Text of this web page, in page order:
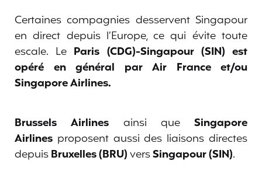
Certaines compagnies desservent Singapour
en direct depuis l’Europe, ce qui évite toute
escale. Le Paris (CDG)-Singapour (SIN) est
opéré en général par Air France et/ou
Singapore Airlines.
Brussels Airlines ainsi que Singapore
Airlines proposent aussi des liaisons directes
depuisBruxelles (BRU)versSingapour (SIN).